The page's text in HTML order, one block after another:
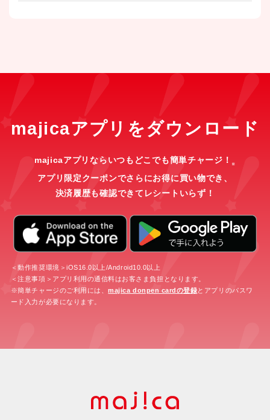
majicaアプリをダウンロード
majicaアプリならいつもどこでも簡単チャージ！ ※
アプリ限定クーポンでさらにお得に買い物でき、
決済履歴も確認できてレシートいらず！
＜動作推奨環境＞iOS16.0以上/Android10.0以上
＜注意事項＞アプリ利用の通信料はお客さま負担となります。
※簡単チャージのご利用には、majica donpen cardの登録とアプリのパスワ
ード入力が必要になります。